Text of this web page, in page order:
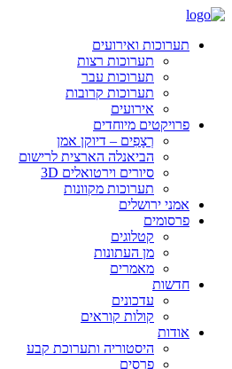
תערוכות ואירועים
תערוכות רצות
תערוכות עבר
תערוכות קרובות
אירועים
פרויקטים מיוחדים
רְצָפִים – דיוקן אמן
הביאנלה הארצית לרישום
סיורים וירטואלים 3D
תערוכות מקוונות
אמני ירושלים
פרסומים
קטלוגים
מן העתונות
מאמרים
חדשות
עדכונים
קולות קוראים
אודות
היסטוריה ותערוכת קבע
פרסים